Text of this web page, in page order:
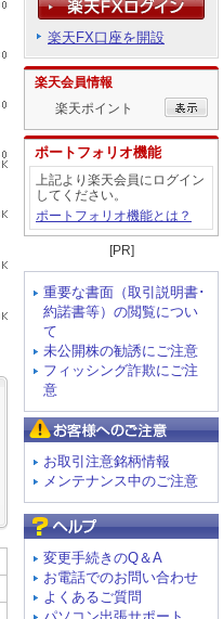
楽天FX口座を開設
楽天会員情報
楽天ポイント
ポートフォリオ機能
上記より楽天会員にログイン
してください。
ポートフォリオ機能とは？
[PR]
重要な書面（取引説明書･
約諾書等）の閲覧につい
て
未公開株の勧誘にご注意
フィッシング詐欺にご注
意
お取引注意銘柄情報
メンテナンス中のご注意
変更手続きのQ＆A
お電話でのお問い合わせ
よくあるご質問